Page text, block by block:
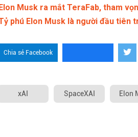
Elon Musk ra mắt TeraFab, tham
phú Elon Musk là người đầu tiên
Chia sẻ Facebook
xAI SpaceXAI Elon